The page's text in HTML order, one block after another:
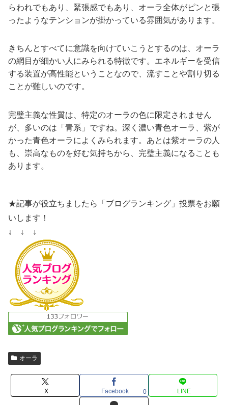
らわれでもあり、緊張感でもあり、オーラ全体がピンと張
ったようなテンションが掛かっている雰囲気があります。
きちんとすべてに意識を向けていこうとするのは、オーラ
の網目が細かい人にみられる特徴です。エネルギーを受信
する装置が高性能ということなので、流すことや割り切る
ことが難しいのです。
完璧主義な性質は、特定のオーラの色に限定されません
が、多いのは「青系」ですね。深く濃い青色オーラ、紫が
かった青色オーラによくみられます。あとは紫オーラの人
も、崇高なものを好む気持ちから、完璧主義になることも
あります。
★記事が役立ちましたら「ブログランキング」投票をお願
いします！
↓ ↓ ↓
オーラ
X Facebook 0 LINE